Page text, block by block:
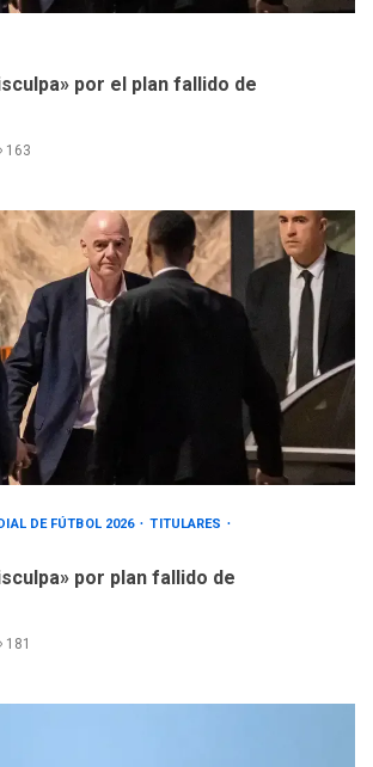
por el plan fallido de
163
DE FÚTBOL 2026
TITULARES
por plan fallido de
181